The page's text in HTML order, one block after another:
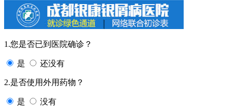
1.您是否已到医院确诊？
是 还没有
2.是否使用外用药物？
是 没有